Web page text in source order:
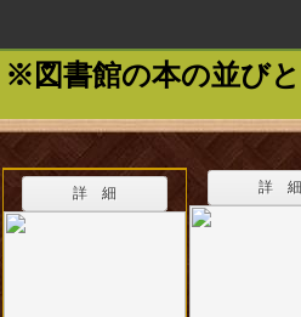
※図書館の本の並びと
詳 細 詳 細